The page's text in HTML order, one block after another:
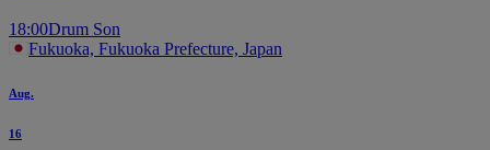
18:00Drum Son
Fukuoka, Fukuoka Prefecture, Japan
Aug.
16